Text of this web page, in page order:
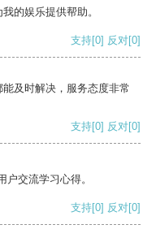
的娱乐提供帮助。
支持[0] 反对[0]
及时解决，服务态度非常
支持[0] 反对[0]
交流学习心得。
支持[0] 反对[0]